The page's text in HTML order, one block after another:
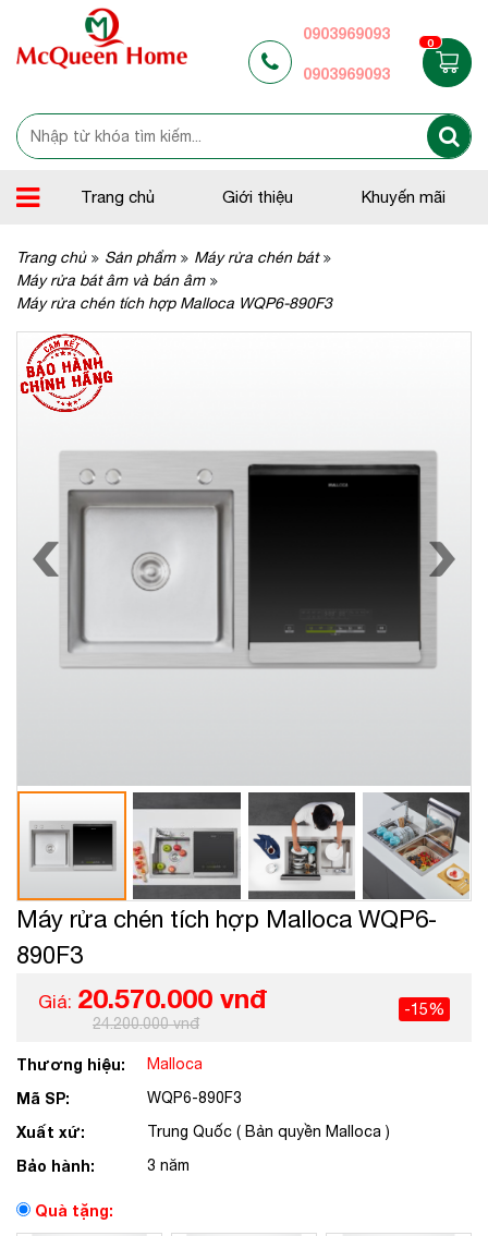
0903969093
0903969093
0
Trang chủ Giới thiệu Khuyến mãi
Trang chủ Sản phẩm
Máy rửa chén bát
Máy rửa bát âm và bán âm
Máy rửa chén tích hợp Malloca WQP6-890F3
Máy rửa chén tích hợp Malloca WQP6-
890F3
Giá: 20.570.000 vnđ
24.200.000 vnđ
-15%
Thương hiệu: Malloca
Mã SP: WQP6-890F3
Xuất xứ: Trung Quốc ( Bản quyền Malloca )
Bảo hành: 3 năm
Quà tặng: